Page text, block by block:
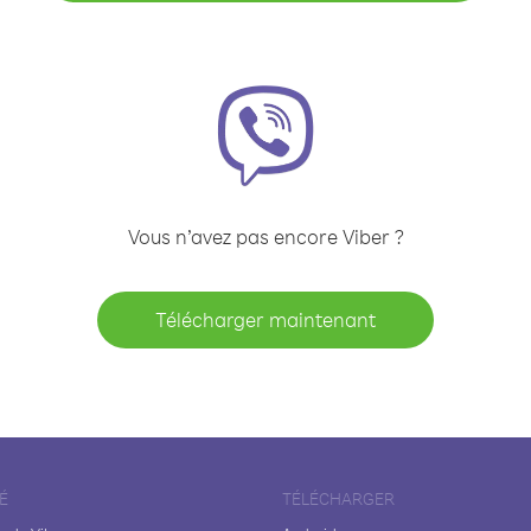
Vous n’avez pas encore Viber ?
Télécharger maintenant
TÉLÉCHARGER